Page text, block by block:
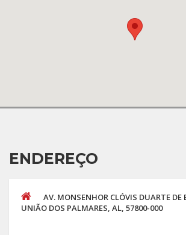
ENDEREÇO
AV. MONSENHOR CLÓVIS DUARTE DE
UNIÃO DOS PALMARES, AL, 57800-000